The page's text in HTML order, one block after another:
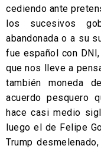
cediendo ante
los sucesivos
abandonada o a su
fue español con
que nos lleve a
también moneda
acuerdo pesquero
hace casi medio
luego el de Felipe
Trump